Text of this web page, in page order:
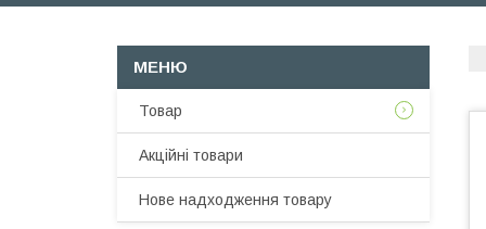
Товар
Акційні товари
Нове надходження товару